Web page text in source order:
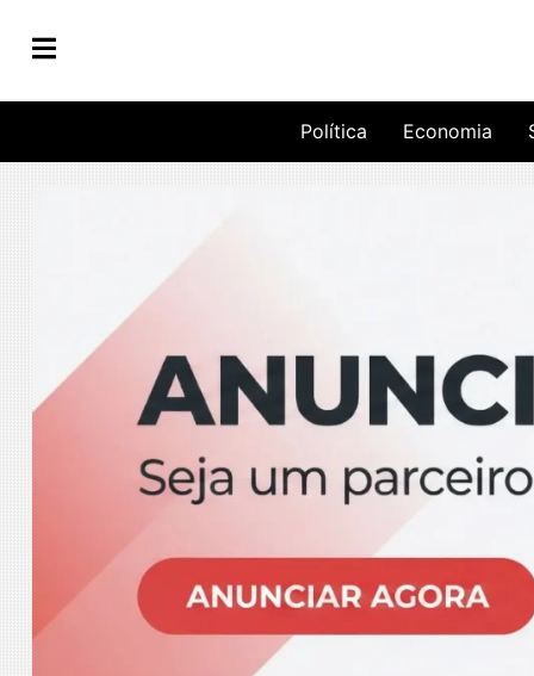
Política Economia